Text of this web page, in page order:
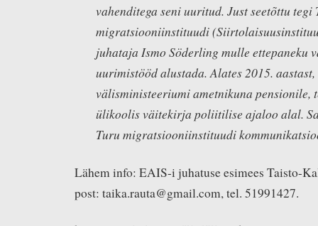
vahenditega seni uuritud. Just seetõttu tegi
migratsiooniinstituudi
juhataja Ismo Söderling mulle ettepaneku
uurimistööd alustada. Alates 2015.
välisministeeriumi ametnikuna pensionile,
ülikoolis väitekirja poliitilise ajaloo alal.
Turu migratsiooniinstituudi
Lähem info: EAIS-i juhatuse esimees Taisto-
post: taika.rauta@gmail.com, tel. 51991427.